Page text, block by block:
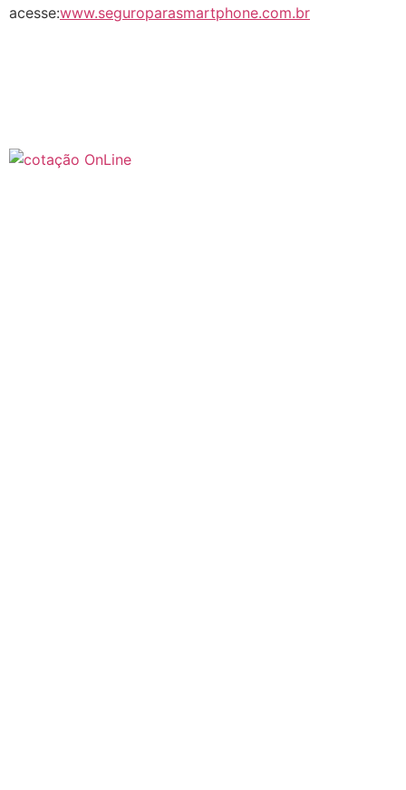
acesse:www.seguroparasmartphone.com.br